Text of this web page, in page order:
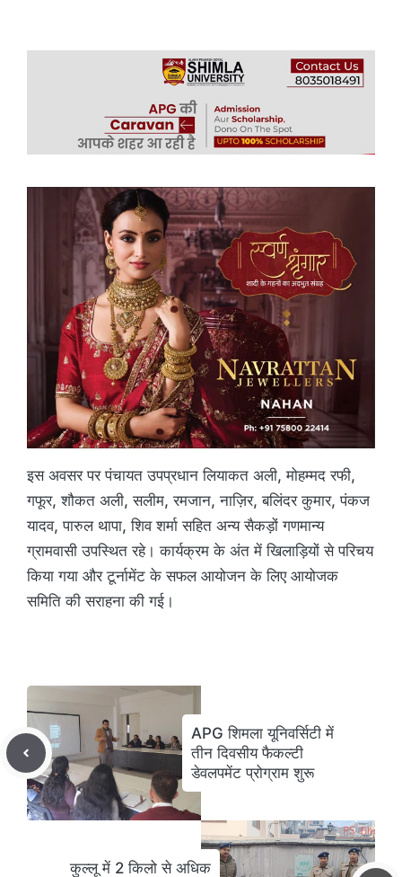
इस अवसर पर पंचायत उपप्रधान लियाकत अली, मोहम्मद रफी,
गफूर, शौकत अली, सलीम, रमजान, नाज़िर, बलिंदर कुमार, पंकज
यादव, पारुल थापा, शिव शर्मा सहित अन्य सैकड़ों गणमान्य
ग्रामवासी उपस्थित रहे। कार्यक्रम के अंत में खिलाड़ियों से परिचय
किया गया और टूर्नामेंट के सफल आयोजन के लिए आयोजक
समिति की सराहना की गई।
APG शिमला यूनिवर्सिटी में
तीन दिवसीय फैकल्टी
डेवलपमेंट प्रोग्राम शुरू
कुल्लू में 2 किलो से अधिक